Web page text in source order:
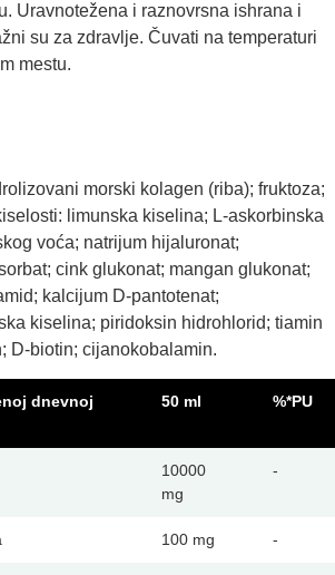
Uravnotežena i raznovrsna ishrana i
su za zdravlje. Čuvati na temperaturi
mestu.
morski kolagen (riba); fruktoza;
limunska kiselina; L-askorbinska
voća; natrijum hijaluronat;
cink glukonat; mangan glukonat;
kalcijum D-pantotenat;
kiselina; piridoksin hidrohlorid; tiamin
D-biotin; cijanokobalamin.
dnevnoj
50 ml %*PU
10000
mg
-
100 mg -